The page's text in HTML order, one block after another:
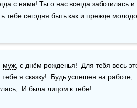
с нами! Ты о нас всегда заботилась
тебе сегодня быть как и прежде
муж , с днём рожденья!  Для тебя весь
я сказку!  Будь успешен на
И была лицом к тебе!